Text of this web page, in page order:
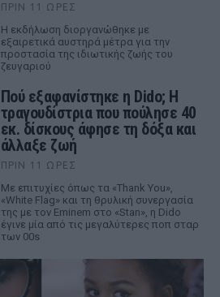
ΠΡΙΝ 11 ΏΡΕΣ
Η εκδήλωση διοργανώθηκε με
εξαιρετικά αυστηρά μέτρα για την
προστασία της ιδιωτικής ζωής του
ζευγαριού
Πού εξαφανίστηκε η Dido; Η
τραγουδίστρια που πούλησε 40
εκ. δίσκους άφησε τη δόξα και
άλλαξε ζωή
ΠΡΙΝ 11 ΏΡΕΣ
Με επιτυχίες όπως τα «Thank You»,
«White Flag» και τη θρυλική συνεργασία
της με τον Eminem στο «Stan», η Dido
έγινε μία από τις μεγαλύτερες ποπ σταρ
των 00s